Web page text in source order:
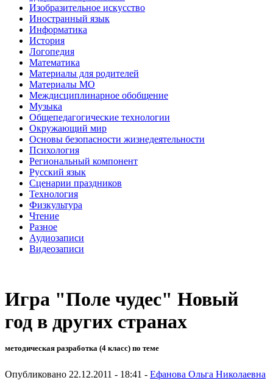
Изобразительное искусство
Иностранный язык
Информатика
История
Логопедия
Математика
Материалы для родителей
Материалы МО
Междисциплинарное обобщение
Музыка
Общепедагогические технологии
Окружающий мир
Основы безопасности жизнедеятельности
Психология
Региональный компонент
Русский язык
Сценарии праздников
Технология
Физкультура
Чтение
Разное
Аудиозаписи
Видеозаписи
Игра "Поле чудес" Новый
год в других странах
методическая разработка (4 класс) по теме
Опубликовано 22.12.2011 - 18:41 - Ефанова Ольга Николаевна